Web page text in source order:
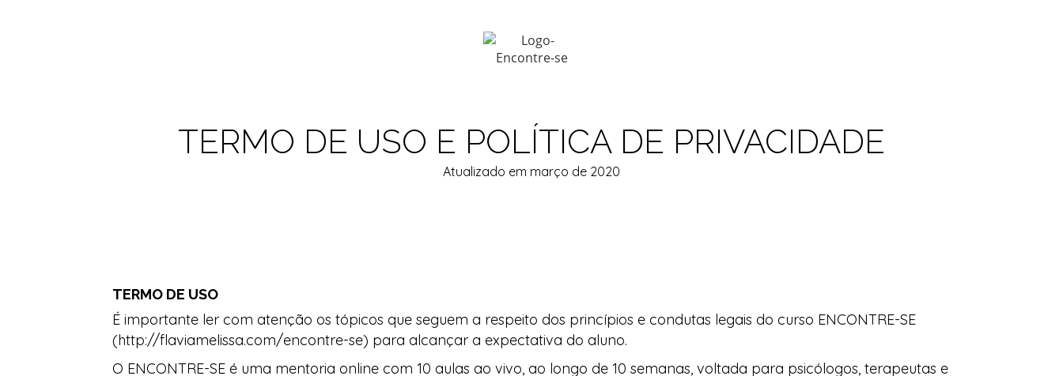
TERMO DE USO E POLÍTICA DE PRIVACIDADE
Atualizado em março de 2020
TERMO DE USO
É importante ler com atenção os tópicos que seguem a respeito dos princípios e condutas legais do curso ENCONTRE-SE
(http://flaviamelissa.com/encontre-se) para alcançar a expectativa do aluno.
O ENCONTRE-SE é uma mentoria online com 10 aulas ao vivo, ao longo de 10 semanas, voltada para psicólogos, terapeutas e